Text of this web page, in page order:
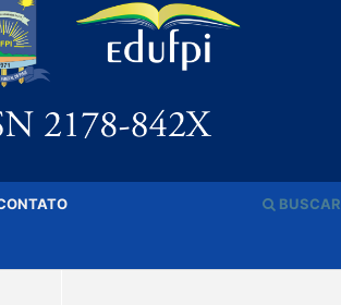
BUSCAR